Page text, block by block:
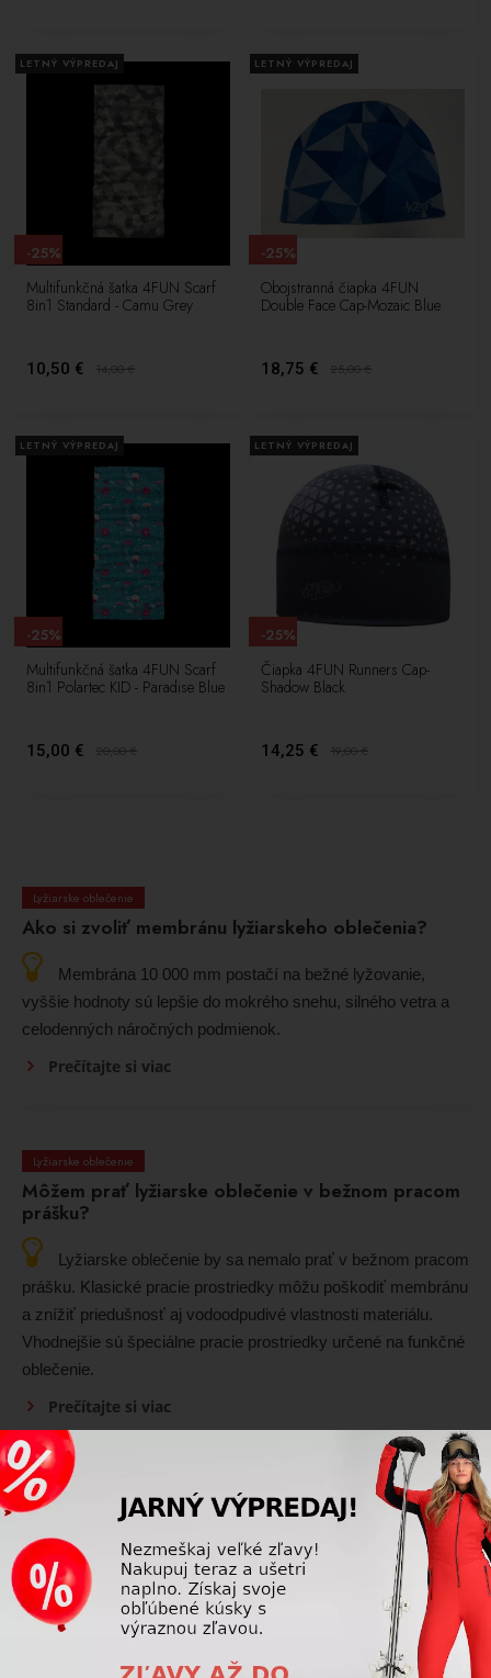
LETNÝ VÝPREDAJ
Multifunkčná šatka 4FUN Scarf
8in1 Standard - Camu Grey
10,50 € 14,00€
-25%
LETNÝ VÝPREDAJ
Obojstranná čiapka 4FUN
Double Face Cap-Mozaic Blue
18,75 € 25,00€
-25%
LETNÝ VÝPREDAJ
Multifunkčná šatka 4FUN Scarf
8in1 Polartec KID - Paradise Blue
15,00 € 20,00€
-25%
LETNÝ VÝPREDAJ
Čiapka 4FUN Runners Cap-
Shadow Black
14,25 € 19,00€
-25%
Lyžiarske oblečenie
Ako si zvoliť membránu lyžiarskeho oblečenia?
Membrána 10 000 mm postačí na bežné lyžovanie,
vyššie hodnoty sú lepšie do mokrého snehu, silného vetra a
celodenných náročných podmienok.
Prečítajte si viac
Lyžiarske oblečenie
Môžem prať lyžiarske oblečenie v bežnom pracom
prášku?
Lyžiarske oblečenie by sa nemalo prať v bežnom pracom
prášku. Klasické pracie prostriedky môžu poškodiť membránu
a znížiť priedušnosť aj vodoodpudivé vlastnosti materiálu.
Vhodnejšie sú špeciálne pracie prostriedky určené na funkčné
oblečenie.
Prečítajte si viac
Poradňa
Prečo nosiť v zime čiapku?
V zime čiapka chráni hlavu pred stratou tepla, vetrom a
mrazom. Udržiava telo v teple, znižuje riziko prechladnutia a
chráni uši aj pokožku hlavy pred omrznutím. Navyše je
štýlovým doplnkom zimného oblečenia.